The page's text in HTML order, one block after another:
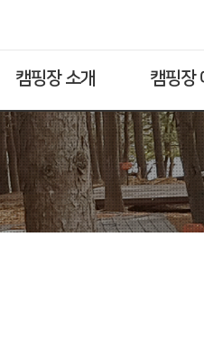
캠핑장 소개 캠핑장